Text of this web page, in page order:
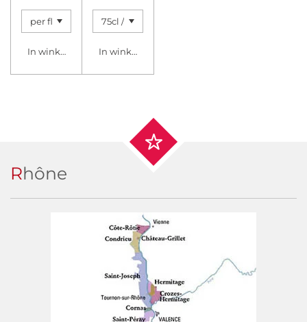
In winkelwagen In winkelwagen
Rhône